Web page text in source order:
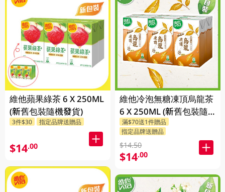
維他蘋果綠茶 6 X 250ML
(新舊包裝隨機發貨)
3件$30 指定品牌送贈品
$14.00
維他冷泡無糖凍頂烏龍茶
6 X 250ML (新舊包裝隨
機發貨)
滿$70送1件贈品
指定品牌送贈品
$14.50
$14.00